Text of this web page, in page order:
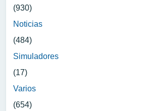
(930)
Noticias
(484)
Simuladores
(17)
Varios
(654)